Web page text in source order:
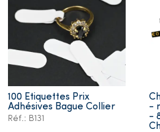
100 Etiquettes Prix
Adhésives Bague Collier
Réf.: B131
-
-